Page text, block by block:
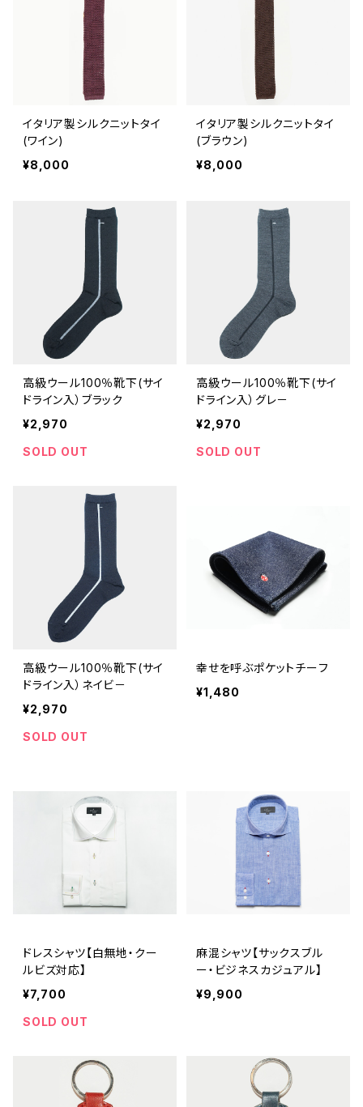
イタリア製シルクニットタイ
(ワイン)
¥8,000
イタリア製シルクニットタイ
(ブラウン)
¥8,000
高級ウール100％靴下(サイ
ドライン入）ブラック
¥2,970
SOLD OUT
高級ウール100％靴下(サイ
ドライン入）グレ－
¥2,970
SOLD OUT
高級ウール100％靴下(サイ
ドライン入）ネイビ－
¥2,970
SOLD OUT
幸せを呼ぶポケットチーフ
¥1,480
ドレスシャツ【白無地・クー
ルビズ対応】
¥7,700
SOLD OUT
麻混シャツ【サックスブル
ー・ビジネスカジュアル】
¥9,900